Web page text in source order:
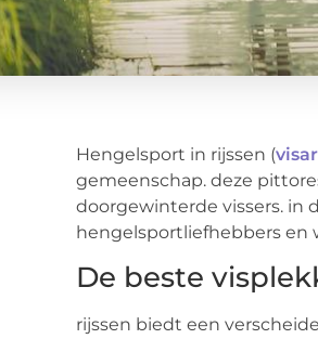
Hengelsport in rijssen (
gemeenschap. deze
doorgewinterde vissers. in
hengelsportliefhebbers en
De beste
rijssen biedt een